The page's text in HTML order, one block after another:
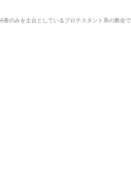
巻のみを土台としているプロテスタント系の教会